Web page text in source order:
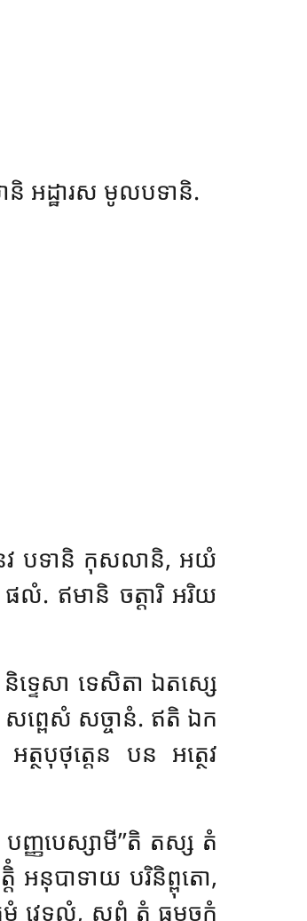
អដ្ឋារស មូលបទានិ.
វ បទានិ កុសលានិ, អយំ
ផលំ. ឥមានិ ចត្តារិ អរិយ
ទ្ទេសា ទេសិតា ឯតស្សេ
ព្ពេសំ សច្ចានំ. ឥតិ ឯក
ថបុថុត្តេន បន អត្ថេវ
ញបេស្សាមី’’តិ តស្ស តំ
តិំ អនុបាទាយ បរិនិព្ពុតោ,
េទល្លំ, សព្ពំ តំ ធម្មចក្កំ